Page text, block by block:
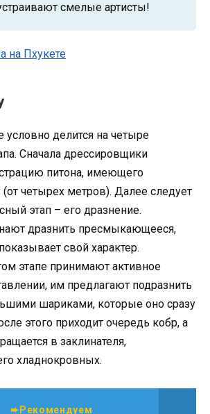
смелые артисты!
условно делится на четыре
Сначала дрессировщики
питона, имеющего
четырех метров). Далее следует
этап – его дразнение.
дразнить пресмыкающееся,
свой характер.
этапе принимают активное
им предлагают подразнить
шариками, которые оно сразу
этого приходит очередь кобр, а
в заклинателя,
хладнокровных.
➨Рекомендуем